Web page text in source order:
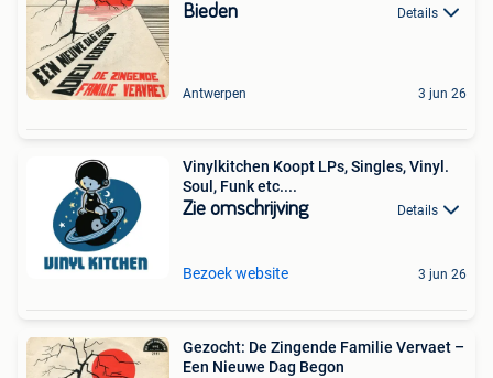
Bieden Details
Antwerpen 3 jun 26
Vinylkitchen Koopt LPs, Singles, Vinyl.
Soul, Funk etc....
Zie omschrijving Details
Bezoek website 3 jun 26
Gezocht: De Zingende Familie Vervaet –
Een Nieuwe Dag Begon